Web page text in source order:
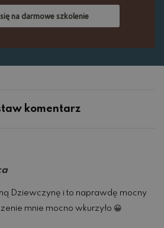
na darmowe szkolenie
komentarz
Dziewczynę i to naprawdę mocny
mnie mocno wkurzyło 😀